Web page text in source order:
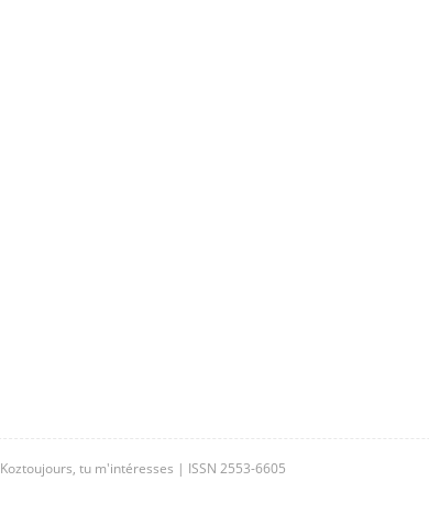
Koztoujours, tu m'intéresses | ISSN 2553-6605